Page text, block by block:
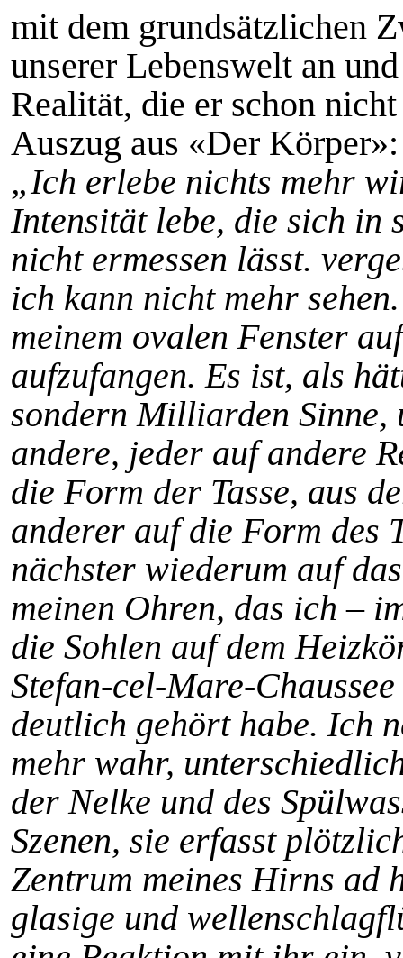
mit dem grundsätzlichen
unserer Lebenswelt an
Realität, die er schon
Auszug aus «Der Körper»:
„Ich erlebe nichts mehr
Intensität lebe, die sich in
nicht ermessen lässt.
ich kann nicht mehr
meinem ovalen Fenster
aufzufangen. Es ist, als
sondern Milliarden Sinne,
andere, jeder auf andere
die Form der Tasse, aus
anderer auf die Form des
nächster wiederum auf
meinen Ohren, das ich –
die Sohlen auf dem
Stefan-cel-Mare-
deutlich gehört habe. Ich
mehr wahr,
der Nelke und des
Szenen, sie erfasst
Zentrum meines Hirns ad
glasige und